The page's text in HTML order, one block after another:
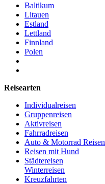
Baltikum
Litauen
Estland
Lettland
Finnland
Polen
Reisearten
Individualreisen
Gruppenreisen
Aktivreisen
Fahrradreisen
Auto & Motorrad Reisen
Reisen mit Hund
Städtereisen
Winterreisen
Kreuzfahrten